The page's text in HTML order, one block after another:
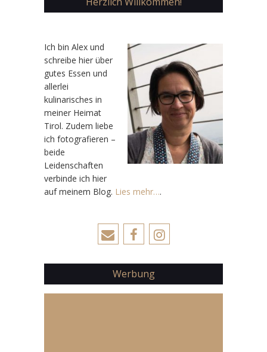
Ich bin Alex und
schreibe hier über
gutes Essen und
allerlei
kulinarisches in
meiner Heimat
Tirol. Zudem liebe
ich fotografieren –
beide
Leidenschaften
verbinde ich hier
auf meinem Blog. Lies mehr….
Werbung